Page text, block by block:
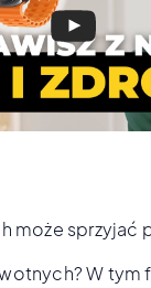
może sprzyjać
W tym